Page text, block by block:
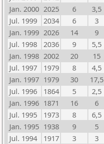
Jan. 2000 2025 6
3,5
Jul. 1999
2034 6
3
Jan. 1999 2026 14
9
Jul. 1998
2036 9
5,5
Jan. 1998 2002 20
15
Jul. 1997
1979 8
4,5
Jan. 1997 1979 30
17,5
Jul. 1996
1864 5
2,5
Jan. 1996 1871 16
6
Jul. 1995
1973 8
6,5
Jan. 1995 1938 9
5
Jul. 1994
1917 3
3